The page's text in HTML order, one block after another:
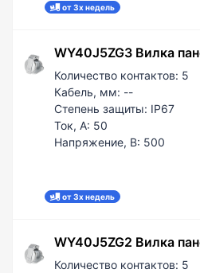
от 3х недель
WY40J5ZG3 Вилка
Количество контактов: 5
Кабель, мм: --
Степень защиты: IP67
Ток, А: 50
Напряжение, В: 500
от 3х недель
WY40J5ZG2 Вилка
Количество контактов: 5